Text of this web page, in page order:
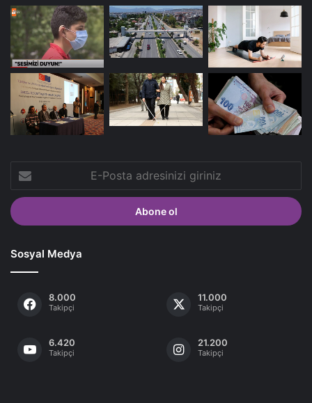
E-
Posta
adresinizi
giriniz
Sosyal Medya
8.000
Takipçi
11.000
Takipçi
6.420
Takipçi
21.200
Takipçi